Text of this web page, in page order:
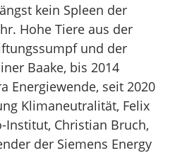
kein Spleen der
Hohe Tiere aus der
und der
Baake, bis 2014
Energiewende, seit 2020
Klimaneutralität, Felix
Institut, Christian Bruch,
der Siemens Energy